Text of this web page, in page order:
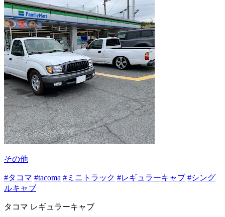
その他
#タコマ #tacoma #ミニトラック #レギュラーキャブ #シング
ルキャブ
タコマ レギュラーキャブ